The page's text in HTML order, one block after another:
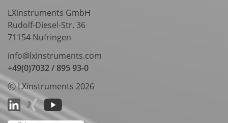
LXinstruments GmbH
Rudolf-Diesel-Str. 36
71154 Nufringen
info@lxinstruments.com
+49(0)7032 / 895 93-0
ⓒ LXinstruments 2026